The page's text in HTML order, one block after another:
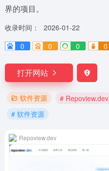
界的项目。
收录时间：
2026-01-22
0
0 0 0
打开网站
软件资源 # Repoview.dev
# 软件资源
Repoview.dev